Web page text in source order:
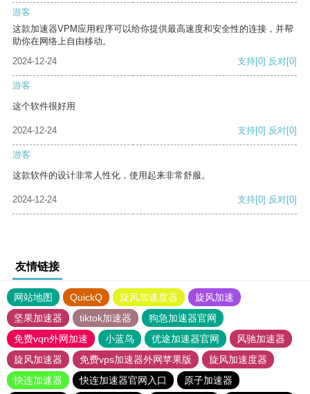
游客
这款加速器VPM应用程序可以给你提供最高速度和安全性的连接，并帮
助你在网络上自由移动。
2024-12-24
支持[0] 反对[0]
游客
这个软件很好用
2024-12-24 支持[0] 反对[0]
游客
这款软件的设计非常人性化，使用起来非常舒服。
2024-12-24 支持[0] 反对[0]
友情链接
网站地图 QuickQ 旋风加速度器
旋风加速
坚果加速器
tiktok加速器
狗急加速器官网
免费vqn外网加速
小蓝鸟 优途加速器官网
风驰加速器
旋风加速器
免费vps加速器外网苹果版
旋风加速度器
快连加速器
快连加速器官网入口
原子加速器